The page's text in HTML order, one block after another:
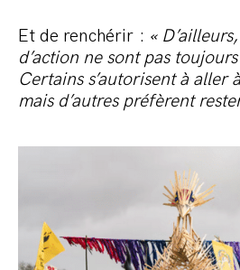
Et de renchérir : «
d’action ne sont pas
Certains s’autorisent à aller
mais d’autres préfèrent